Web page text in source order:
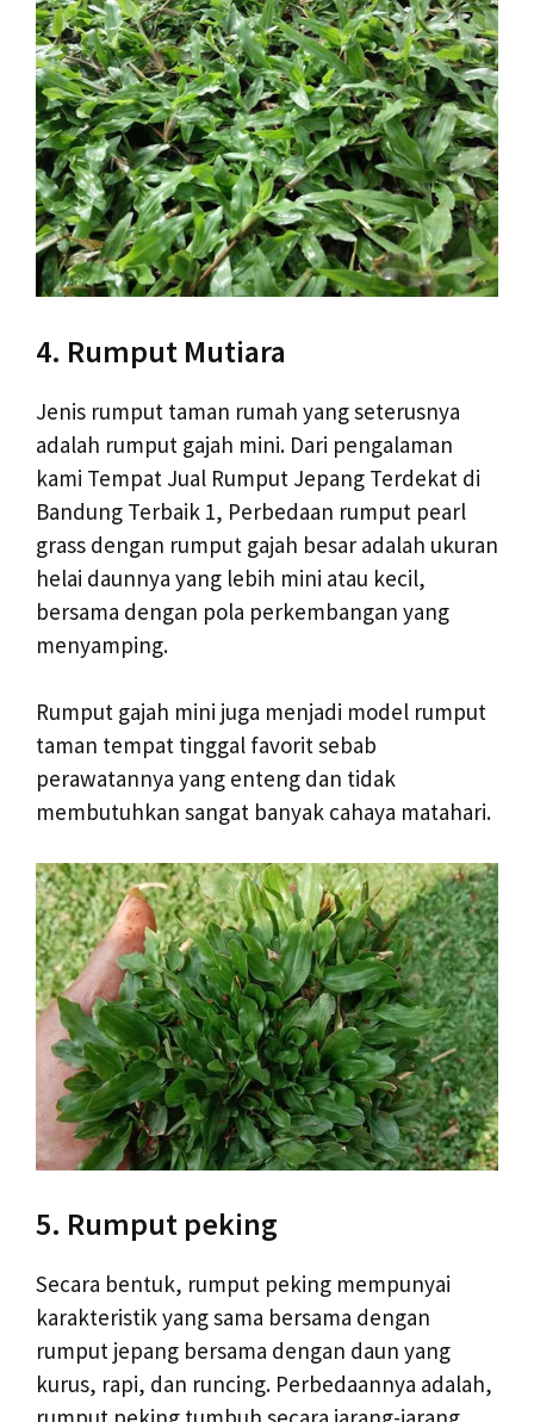
4. Rumput Mutiara
Jenis rumput taman rumah yang seterusnya
adalah rumput gajah mini. Dari pengalaman
kami Tempat Jual Rumput Jepang Terdekat di
Bandung Terbaik 1, Perbedaan rumput pearl
grass dengan rumput gajah besar adalah ukuran
helai daunnya yang lebih mini atau kecil,
bersama dengan pola perkembangan yang
menyamping.
Rumput gajah mini juga menjadi model rumput
taman tempat tinggal favorit sebab
perawatannya yang enteng dan tidak
membutuhkan sangat banyak cahaya matahari.
5. Rumput peking
Secara bentuk, rumput peking mempunyai
karakteristik yang sama bersama dengan
rumput jepang bersama dengan daun yang
kurus, rapi, dan runcing. Perbedaannya adalah,